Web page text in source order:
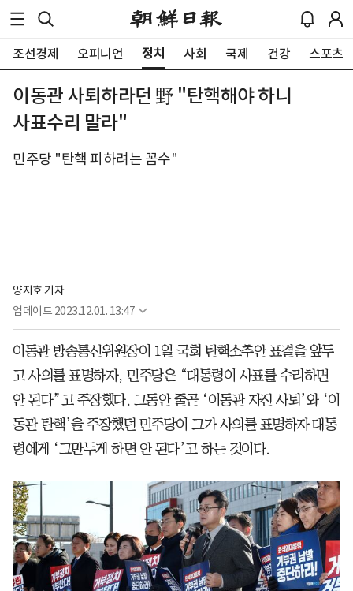
조선경제 오피니언 정치 사회 국제 건강 스포츠
이동관 사퇴하라던 野 "탄핵해야 하니
사표수리 말라"
민주당 "탄핵 피하려는 꼼수"
양지호 기자
업데이트 2023.12.01. 13:47
이동관 방송통신위원장이 1일 국회 탄핵소추안 표결을 앞두
고 사의를 표명하자, 민주당은 “대통령이 사표를 수리하면
안 된다”고 주장했다. 그동안 줄곧 ‘이동관 자진 사퇴’와 ‘이
동관 탄핵’을 주장했던 민주당이 그가 사의를 표명하자 대통
령에게 ‘그만두게 하면 안 된다’고 하는 것이다.